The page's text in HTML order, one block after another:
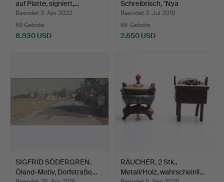
auf Platte, signiert,…
Beendet 3. Apr 2022
69 Gebote
8.930 USD
Schreibtisch, "Nya
Guldhede…
Beendet 3. Jul 2019
68 Gebote
2.650 USD
SIGFRID SÖDERGREN.
Öland-Motiv, Dorfstraße…
RÄUCHER, 2 Stk.,
Metall/Holz, wahrscheinli…